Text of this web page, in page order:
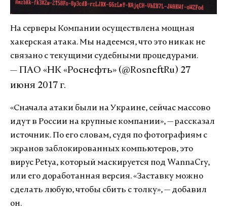
На серверы Компании осуществлена мощная
хакерская атака. Мы надеемся, что это никак не
связано с текущими судебными процедурами.
— ПАО «НК «Роснефть» (@RosneftRu) 27
июня 2017 г.
«Сначала атаки были на Украине, сейчас массово
идут в России на крупные компании», — рассказал
источник. По его словам, судя по фотографиям с
экранов заблокированных компьютеров, это
вирус Petya, который маскируется под WannaCry,
или его доработанная версия. «Заставку можно
сделать любую, чтобы сбить с толку», — добавил
он.